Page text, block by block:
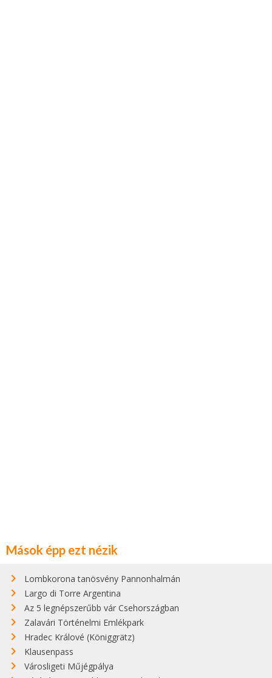
Mások épp ezt nézik
Lombkorona tanösvény Pannonhalmán
Largo di Torre Argentina
Az 5 legnépszerűbb vár Csehországban
Zalavári Történelmi Emlékpark
Hradec Králové (Königgrätz)
Klausenpass
Városligeti Műjégpálya